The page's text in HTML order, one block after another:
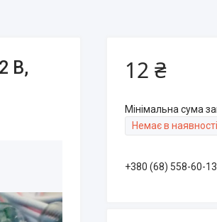
В,
12 ₴
Мінімальна сума
Немає в наявності
+380 (68) 558-60-13